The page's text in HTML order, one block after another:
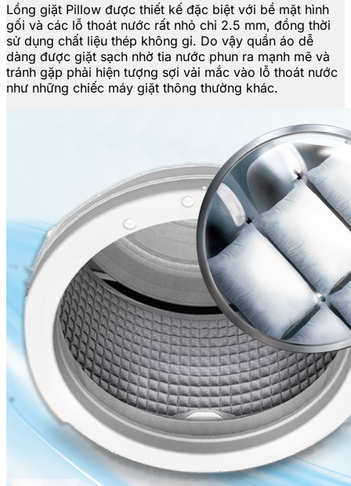
Lồng giặt Pillow được thiết kế đặc biệt với bề mặt hình
gối và các lỗ thoát nước rất nhỏ chỉ 2.5 mm, đồng thời
sử dụng chất liệu thép không gỉ. Do vậy quần áo dễ
dàng được giặt sạch nhờ tia nước phun ra mạnh mẽ và
tránh gặp phải hiện tượng sợi vải mắc vào lỗ thoát nước
như những chiếc máy giặt thông thường khác.